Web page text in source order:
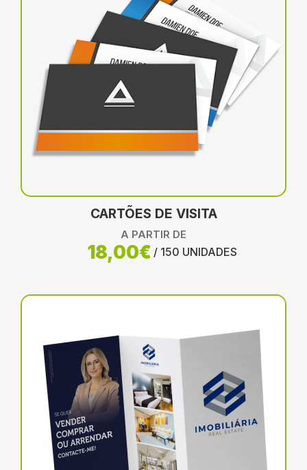
CARTÕES DE VISITA
A PARTIR DE
18,00€ / 150 UNIDADES